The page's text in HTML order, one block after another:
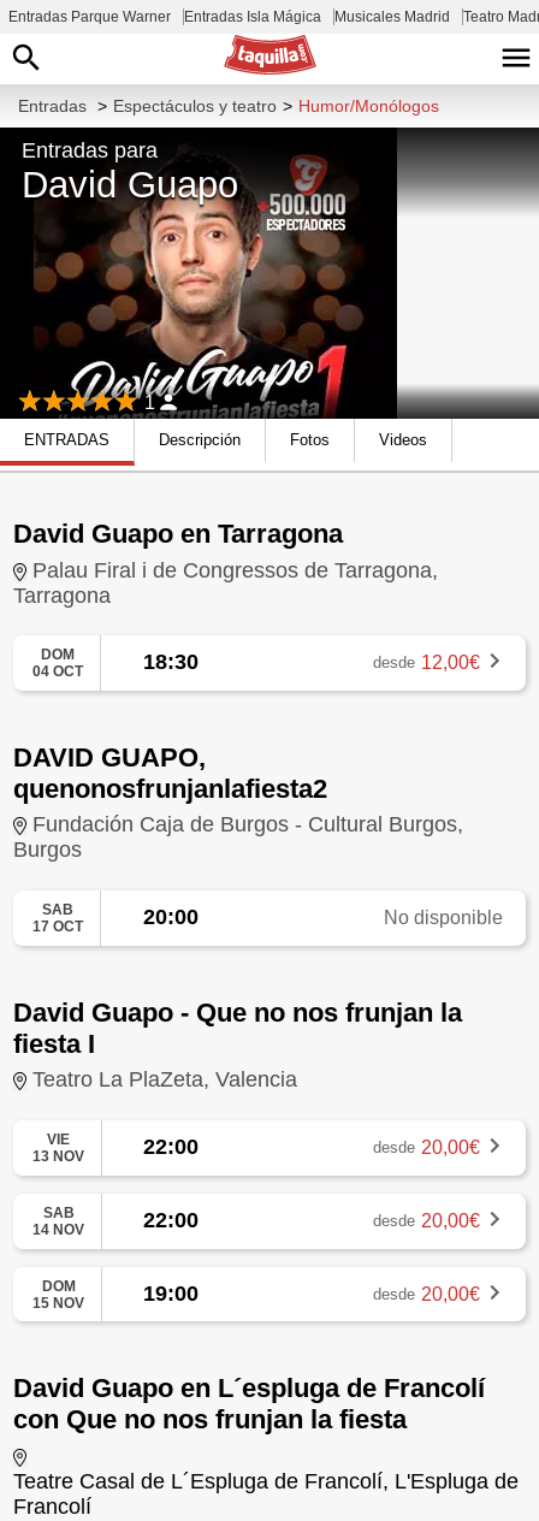
Entradas Parque Warner Entradas Isla Mágica Musicales Madrid Teatro
Entradas > Espectáculos y teatro > Humor/Monólogos
Entradas para
David Guapo
1
ENTRADAS Descripción Fotos Videos
David Guapo en Tarragona
Palau Firal i de Congressos de Tarragona,
Tarragona
DOM
04 OCT
18:30 desde 12,00€
DAVID GUAPO,
quenonosfrunjanlafiesta2
Fundación Caja de Burgos - Cultural Burgos,
Burgos
SAB
17 OCT
20:00 No disponible
David Guapo - Que no nos frunjan la
fiesta I
Teatro La PlaZeta, Valencia
VIE
13 NOV
22:00 desde 20,00€
SAB
14 NOV
22:00 desde 20,00€
DOM
15 NOV
19:00 desde 20,00€
David Guapo en L´espluga de Francolí
con Que no nos frunjan la fiesta
Teatre Casal de L´Espluga de Francolí, L'Espluga de
Francolí